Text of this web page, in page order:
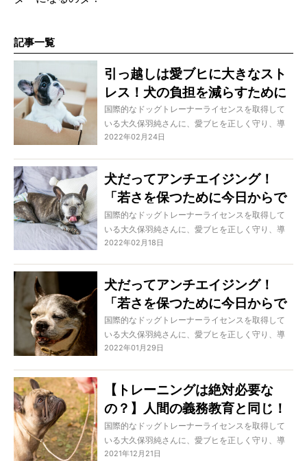
記事一覧
引っ越しは愛ブヒに大きなスト
レス！犬の負担を減らすために
できること完全ガイド
国際的なドッグトレーナーライセンスを取得して
いる大久保羽純さんに、愛ブヒを正しく守り、導
き、固い信頼関係を築くための方法を学ぶこの特
ントについてご紹介します。
2022年02月24日
犬だってアンチエイジング！
「若さを保つために今日からで
きること」ココロ編
国際的なドッグトレーナーライセンスを取得して
いる大久保羽純さんに、愛ブヒを正しく守り、導
き、固い信頼関係を築くための方法を学ぶこの特
ために、今回はいつまでも若々しいメンタルを保
つための方法を教えてもらいました！
2022年02月18日
犬だってアンチエイジング！
「若さを保つために今日からで
きること」カラダ編
国際的なドッグトレーナーライセンスを取得して
いる大久保羽純さんに、愛ブヒを正しく守り、導
き、固い信頼関係を築くための方法を学ぶこの特
ために、今回はいつまでも若々しい体を保つため
の方法を教えてもらいました！
2022年01月29日
【トレーニングは絶対必要な
の？】人間の義務教育と同じ！
犬が社会で不便なく、幸せに暮
らせるようにするのがトレーニ
国際的なドッグトレーナーライセンスを取得して
いる大久保羽純さんに、愛ブヒを正しく守り、導
き、固い信頼関係を築くための方法を学ぶこの特
2021年12月21日